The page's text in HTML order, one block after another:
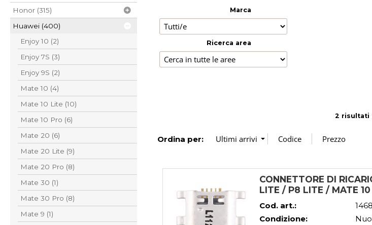
Honor (315)
Huawei (400)
Enjoy 10 (2)
Enjoy 7S (3)
Enjoy 9S (2)
Mate 10 (4)
Mate 10 Lite (10)
Mate 10 Pro (6)
Mate 20 (6)
Mate 20 Lite (9)
Mate 20 Pro (8)
Mate 30 (1)
Mate 30 Pro (8)
Mate 9 (1)
Marca
Ricerca area
2 risultati
Ordina per:
CONNETTORE DI
LITE / P8 LITE / MATE
Cod. art.:
Condizione: